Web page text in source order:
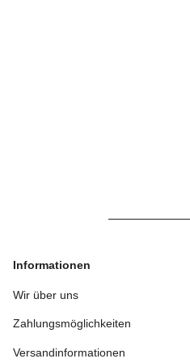
Informationen
Wir über uns
Zahlungsmöglichkeiten
Versandinformationen